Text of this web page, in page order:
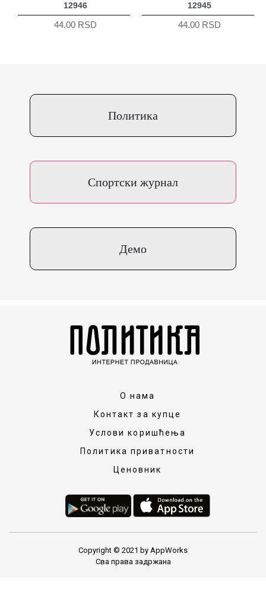
12946
44.00 RSD
12945
44.00 RSD
Политика
Спортски журнал
Демо
О нама
Контакт за купце
Услови коришћења
Политика приватности
Ценовник
Copyright © 2021 by AppWorks
Сва права задржана